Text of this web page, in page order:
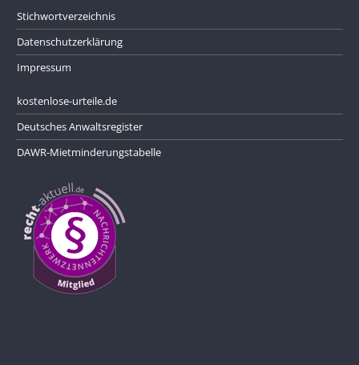
Stichwortverzeichnis
Datenschutzerklärung
Impressum
kostenlose-urteile.de
Deutsches Anwaltsregister
DAWR-Mietminderungstabelle